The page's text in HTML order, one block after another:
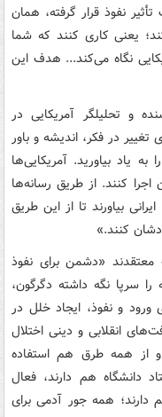
نفوذ قرار گرفته، همان
یعنی کاری کنند که شما
نگاه می‌کند... هدف این
و تحلیلگر آمریکایی در
در فکر، اندیشه و باور
به یاد بیاورید. آمریکایی‌ها
اجرا کنند. از طریق رسانه‌ها
بیاورند تا از این طریق
کنند.»
«دشمن برای نفوذ
سرپا نگه داشته دگرگون،
و نفوذ، ایجاد خلل در
انقلابی و دینی اختلال
و از همه طرق هم استفاده
دانشگاه هم دارند، فعال
دارند؛ همه جور آدمی برای